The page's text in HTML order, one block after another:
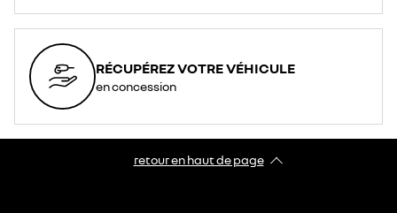
RÉCUPÉREZ VOTRE VÉHICULE
en concession
retour en haut de page​